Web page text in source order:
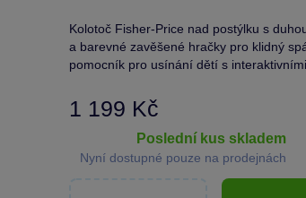
Kolotoč Fisher-Price nad postýlku s
a barevné zavěšené hračky pro klidný
pomocník pro usínání dětí s
1 199 Kč
poslední kus skladem
Nyní dostupné pouze na prodejnách